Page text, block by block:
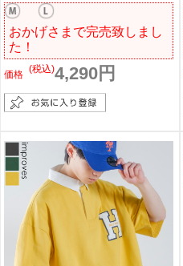
おかげさまで完売致しまし
た！
価格 4,290円
(税込)